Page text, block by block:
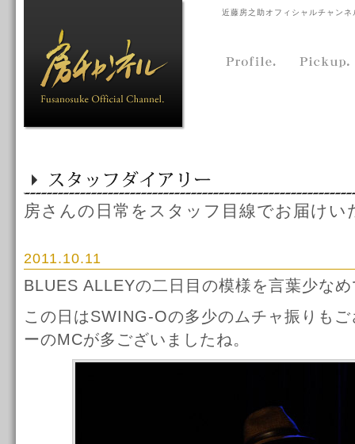
近藤房之助オフィシャルチャン
房さんの日常をスタッフ目線でお届けい
2011.10.11
BLUES ALLEYの二日目の模様を言葉少な
この日はSWING-Oの多少のムチャ振りも
ーのMCが多ございましたね。